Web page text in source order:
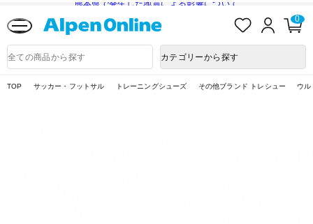
熊本県で発生した地震による影響について
入
ロ
ン
0
品
検
カテゴリーから探す
TOP サッカー・フットサル トレーニングシューズ その他ブランド トレシュー ウ